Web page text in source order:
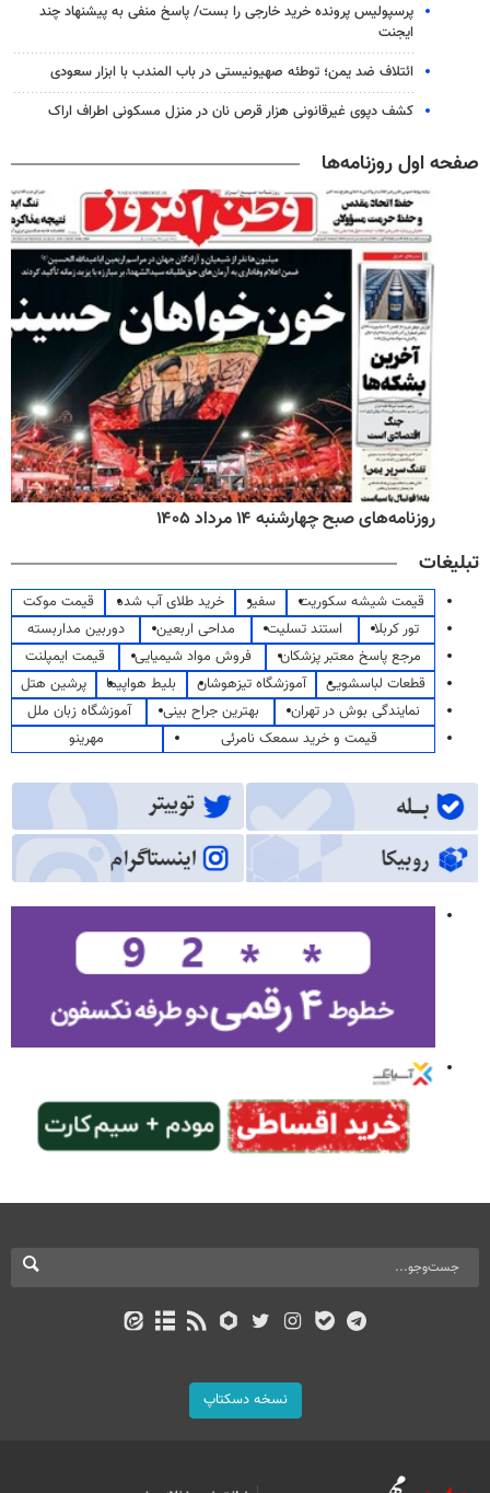
پرسپولیس پرونده خرید خارجی را بست/ پاسخ منفی به پیشنهاد چند
ایجنت
ائتلاف ضد یمن؛ توطئه صهیونیستی در باب المندب با ابزار سعودی
کشف دپوی غیرقانونی هزار قرص نان در منزل مسکونی اطراف اراک
صفحه اول روزنامه‌ها
روزنامه‌های صبح چهارشنبه ۱۴ مرداد ۱۴۰۵
تبلیغات
قیمت شیشه سکوریت سفیر خرید طلای آب شده
قیمت موکت
تور کربلا
استند تسلیت مداحی اربعین
دوربین مداربسته
مرجع پاسخ معتبر پزشکان
فروش مواد شیمیایی
قیمت ایمپلنت
قطعات لباسشویی
آموزشگاه تیزهوشان بلیط هواپیما
پرشین هتل
نمایندگی بوش در تهران
بهترین جراح بینی
آموزشگاه زبان ملل
قیمت و خرید سمعک نامرئی
مهرینو
نسخه دسکتاپ